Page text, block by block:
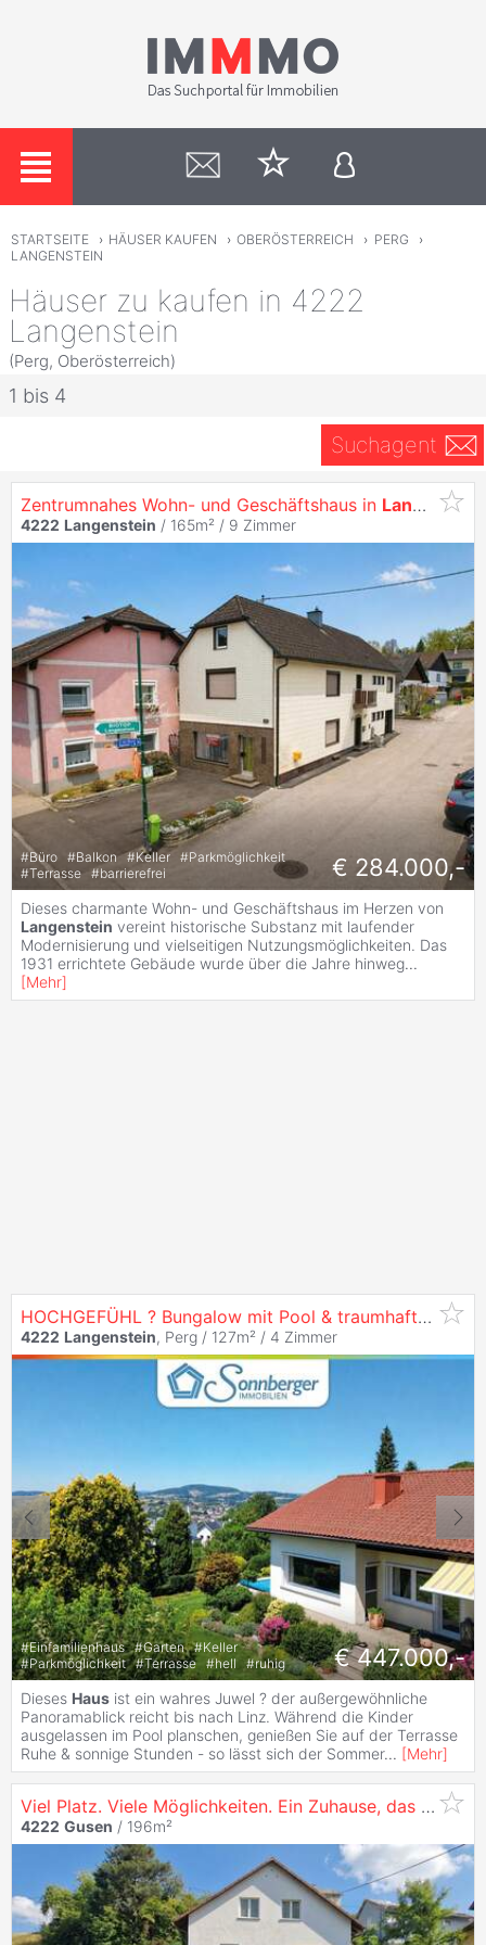
STARTSEITE › HÄUSER KAUFEN › OBERÖSTERREICH › PERG
›
LANGENSTEIN
Häuser zu kaufen in 4222
Langenstein
(Perg, Oberösterreich)
1 bis 4
Suchagent
Zentrumnahes Wohn- und Geschäftshaus in Langenstein
4222 Langenstein / 165m² / 9 Zimmer
#Büro #Balkon #Keller #Parkmöglichkeit
#Terrasse #barrierefrei € 284.000,-
Dieses charmante Wohn- und Geschäftshaus im Herzen von
Langenstein vereint historische Substanz mit laufender
Modernisierung und vielseitigen Nutzungsmöglichkeiten. Das
1931 errichtete Gebäude wurde über die Jahre hinweg...
[Mehr]
HOCHGEFÜHL ? Bungalow mit Pool & traumhaftem Garten in besonderer Aussichtslage
4222 Langenstein, Perg / 127m² / 4 Zimmer
#Einfamilienhaus #Garten #Keller
#Parkmöglichkeit #Terrasse #hell #ruhig € 447.000,-
Dieses Haus ist ein wahres Juwel ? der außergewöhnliche
Panoramablick reicht bis nach Linz. Während die Kinder
ausgelassen im Pool planschen, genießen Sie auf der Terrasse
Ruhe & sonnige Stunden - so lässt sich der Sommer... [Mehr]
Viel Platz. Viele Möglichkeiten. Ein Zuhause, das sich Ihrem Leben anpasst.
4222 Gusen / 196m²